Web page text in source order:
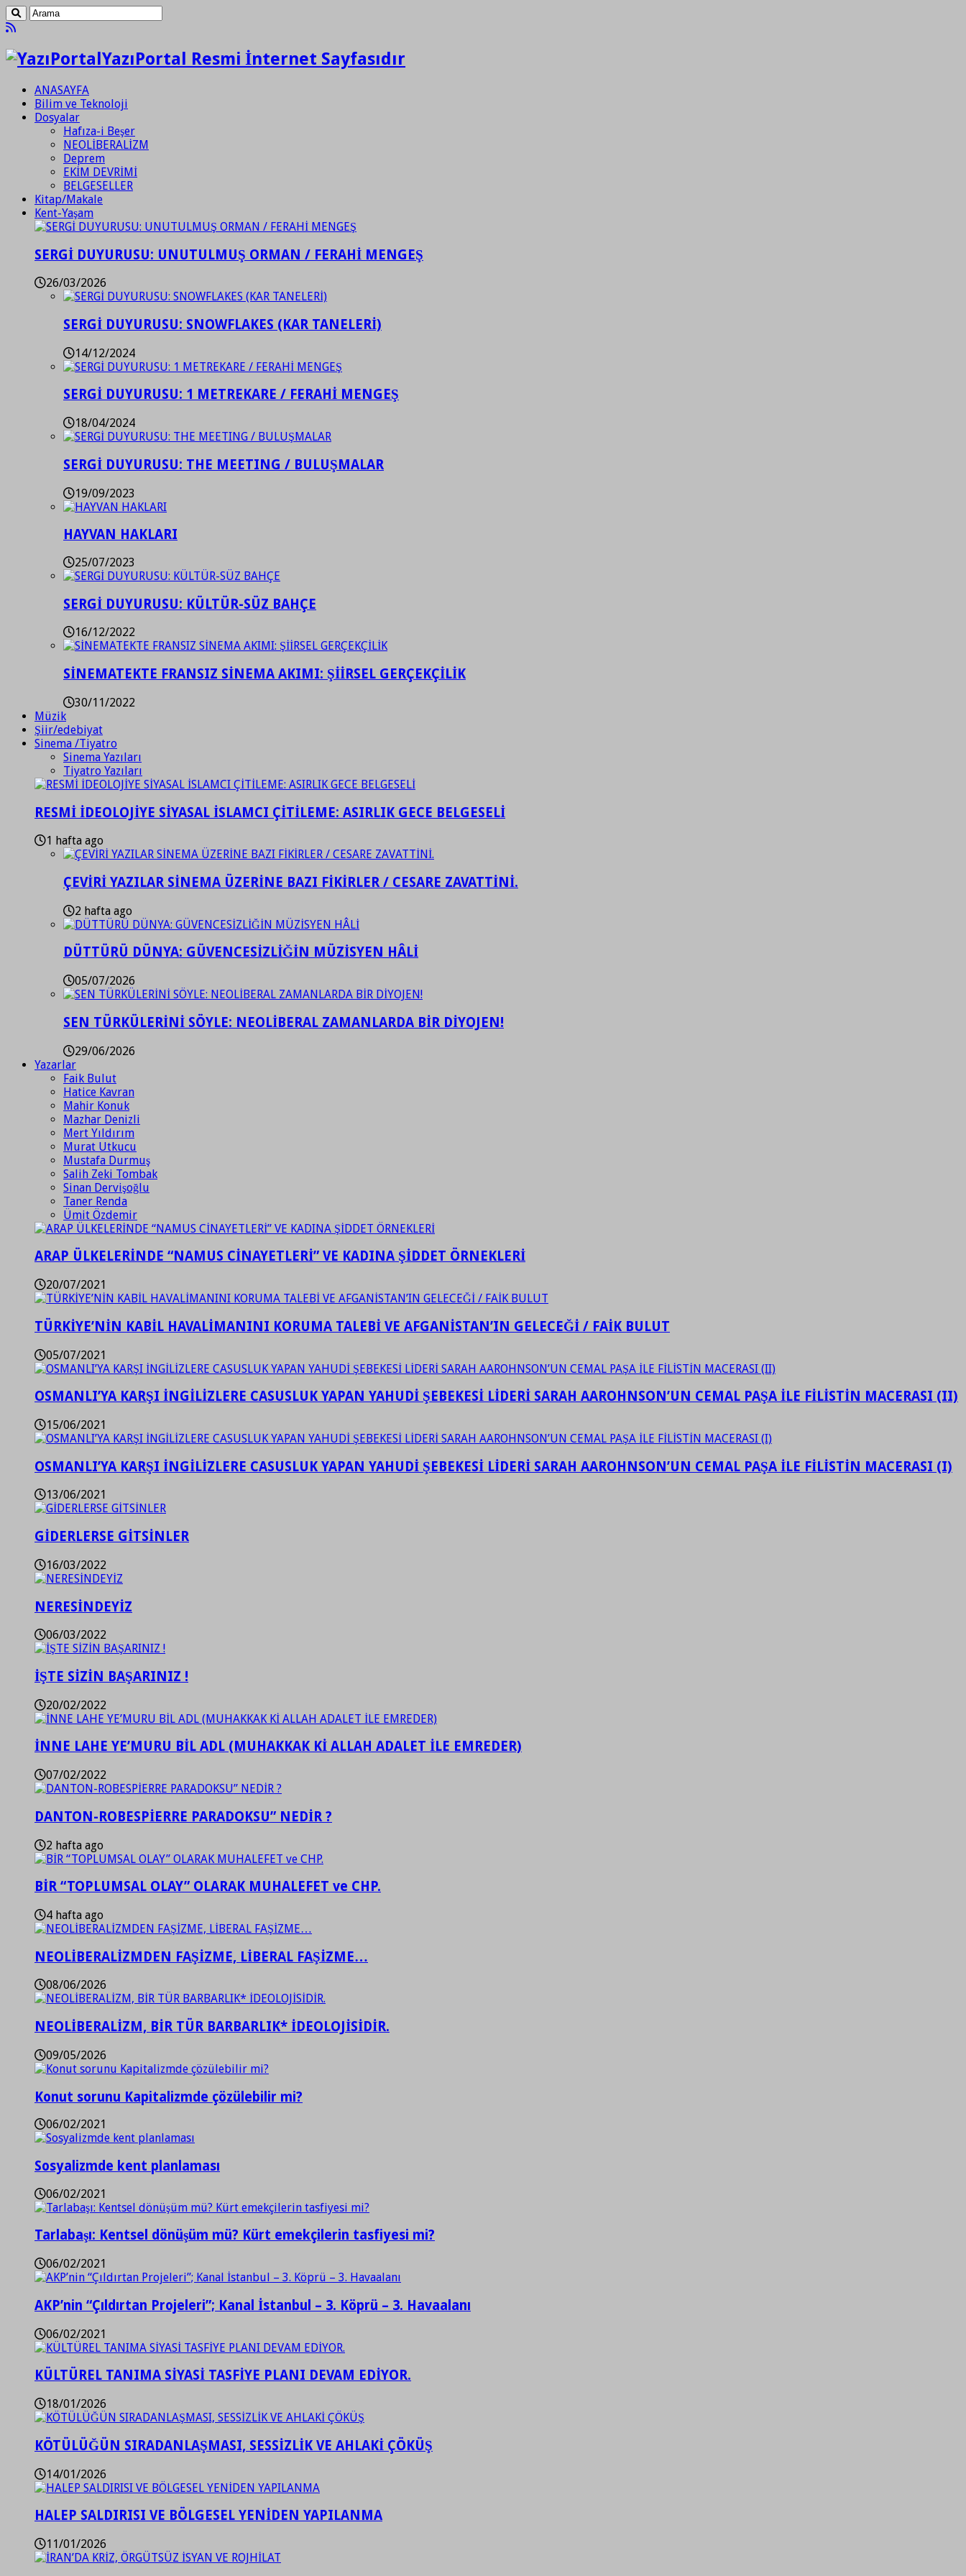
YazıPortal Resmi İnternet Sayfasıdır
ANASAYFA
Bilim ve Teknoloji
Dosyalar
Hafıza-i Beşer
NEOLİBERALİZM
Deprem
EKİM DEVRİMİ
BELGESELLER
Kitap/Makale
Kent-Yaşam
SERGİ DUYURUSU: UNUTULMUŞ ORMAN / FERAHİ MENGEŞ
26/03/2026
SERGİ DUYURUSU: SNOWFLAKES (KAR TANELERİ)
14/12/2024
SERGİ DUYURUSU: 1 METREKARE / FERAHİ MENGEŞ
18/04/2024
SERGİ DUYURUSU: THE MEETING / BULUŞMALAR
19/09/2023
HAYVAN HAKLARI
25/07/2023
SERGİ DUYURUSU: KÜLTÜR-SÜZ BAHÇE
16/12/2022
SİNEMATEKTE FRANSIZ SİNEMA AKIMI: ŞİİRSEL GERÇEKÇİLİK
30/11/2022
Müzik
Şiir/edebiyat
Sinema /Tiyatro
Sinema Yazıları
Tiyatro Yazıları
RESMİ İDEOLOJİYE SİYASAL İSLAMCI ÇİTİLEME: ASIRLIK GECE BELGESELİ
1 hafta ago
ÇEVİRİ YAZILAR SİNEMA ÜZERİNE BAZI FİKİRLER / CESARE ZAVATTİNİ.
2 hafta ago
DÜTTÜRÜ DÜNYA: GÜVENCESİZLİĞİN MÜZİSYEN HÂLİ
05/07/2026
SEN TÜRKÜLERİNİ SÖYLE: NEOLİBERAL ZAMANLARDA BİR DİYOJEN!
29/06/2026
Yazarlar
Faik Bulut
Hatice Kavran
Mahir Konuk
Mazhar Denizli
Mert Yıldırım
Murat Utkucu
Mustafa Durmuş
Salih Zeki Tombak
Sinan Dervişoğlu
Taner Renda
Ümit Özdemir
ARAP ÜLKELERİNDE “NAMUS CİNAYETLERİ” VE KADINA ŞİDDET ÖRNEKLERİ
20/07/2021
TÜRKİYE’NİN KABİL HAVALİMANINI KORUMA TALEBİ VE AFGANİSTAN’IN GELECEĞİ / FAİK BULUT
05/07/2021
OSMANLI’YA KARŞI İNGİLİZLERE CASUSLUK YAPAN YAHUDİ ŞEBEKESİ LİDERİ SARAH AAROHNSON’UN CEMAL PAŞA İLE FİLİSTİN MACERASI (II)
15/06/2021
OSMANLI’YA KARŞI İNGİLİZLERE CASUSLUK YAPAN YAHUDİ ŞEBEKESİ LİDERİ SARAH AAROHNSON’UN CEMAL PAŞA İLE FİLİSTİN MACERASI (I)
13/06/2021
GİDERLERSE GİTSİNLER
16/03/2022
NERESİNDEYİZ
06/03/2022
İŞTE SİZİN BAŞARINIZ !
20/02/2022
İNNE LAHE YE’MURU BİL ADL (MUHAKKAK Kİ ALLAH ADALET İLE EMREDER)
07/02/2022
DANTON-ROBESPİERRE PARADOKSU” NEDİR ?
2 hafta ago
BİR “TOPLUMSAL OLAY” OLARAK MUHALEFET ve CHP.
4 hafta ago
NEOLİBERALİZMDEN FAŞİZME, LİBERAL FAŞİZME…
08/06/2026
NEOLİBERALİZM, BİR TÜR BARBARLIK* İDEOLOJİSİDİR.
09/05/2026
Konut sorunu Kapitalizmde çözülebilir mi?
06/02/2021
Sosyalizmde kent planlaması
06/02/2021
Tarlabaşı: Kentsel dönüşüm mü? Kürt emekçilerin tasfiyesi mi?
06/02/2021
AKP’nin “Çıldırtan Projeleri”; Kanal İstanbul – 3. Köprü – 3. Havaalanı
06/02/2021
KÜLTÜREL TANIMA SİYASİ TASFİYE PLANI DEVAM EDİYOR.
18/01/2026
KÖTÜLÜĞÜN SIRADANLAŞMASI, SESSİZLİK VE AHLAKİ ÇÖKÜŞ
14/01/2026
HALEP SALDIRISI VE BÖLGESEL YENİDEN YAPILANMA
11/01/2026